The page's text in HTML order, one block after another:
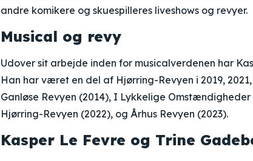
andre komikere og skuespilleres liveshows og revyer.
Musical og revy
Udover sit arbejde inden for musicalverdenen har
Han har været en del af Hjørring-Revyen i 2019,
Ganløse Revyen (2014), I Lykkelige Omstændigheder
Hjørring-Revyen (2022), og Århus Revyen (2023).
Kasper Le Fevre og Trine